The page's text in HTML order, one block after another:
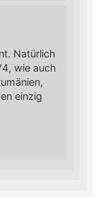
Natürlich
wie auch
einzig